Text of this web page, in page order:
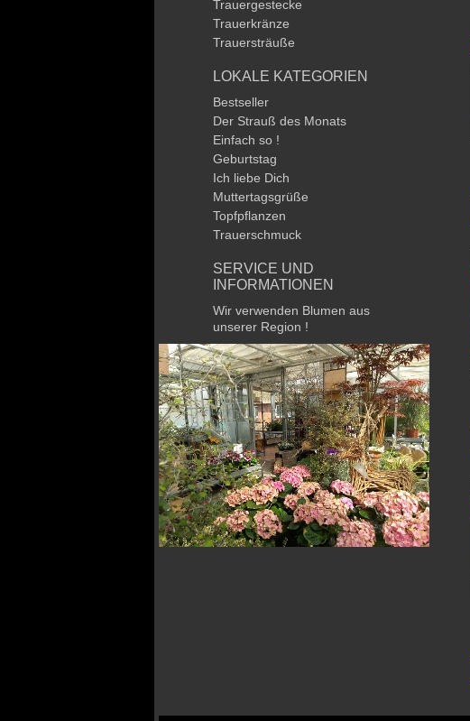
Trauergestecke
Trauerkränze
Trauersträuße
LOKALE KATEGORIEN
Bestseller
Der Strauß des Monats
Einfach so !
Geburtstag
Ich liebe Dich
Muttertagsgrüße
Topfpflanzen
Trauerschmuck
SERVICE UND
INFORMATIONEN
Wir verwenden Blumen aus
unserer Region !